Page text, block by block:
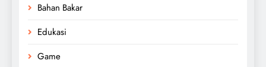
Bahan Bakar
Edukasi
Game